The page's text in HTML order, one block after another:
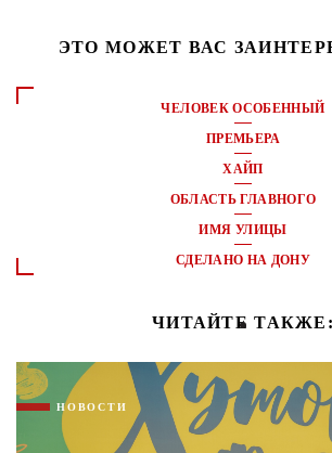
ЭТО МОЖЕТ ВАС
ЧЕЛОВЕК ОСОБЕННЫЙ
ПРЕМЬЕРА
ХАЙП
ОБЛАСТЬ ГЛАВНОГО
ИМЯ УЛИЦЫ
СДЕЛАНО НА ДОНУ
ЧИТАЙТЕ ТАКЖЕ:
НОВОСТИ